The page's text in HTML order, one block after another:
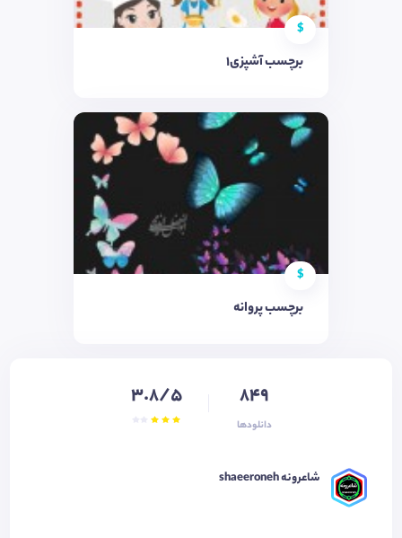
$
برچسب آشپزی1
$
برچسب پروانه
849
دانلودها
3.8/5
شاعرونه shaeeroneh